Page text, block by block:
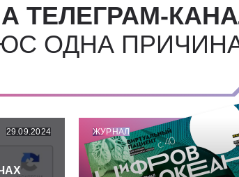
ТЕЛЕГРАМ-
ОДНА
29.09.2024 ЖУРНАЛ